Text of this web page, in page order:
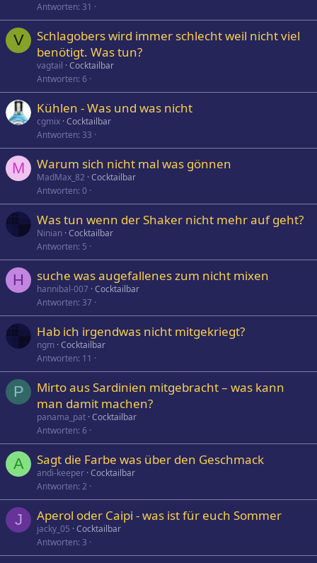
Antworten 31
V
Schlagobers wird immer schlecht weil nicht viel
benötigt. Was tun?
vagtail Cocktailbar
Antworten 6
Kühlen - Was und was nicht
cgmix Cocktailbar
Antworten 33
M Warum sich nicht mal was gönnen
MadMax_82 Cocktailbar
Antworten 0
Was tun wenn der Shaker nicht mehr auf geht?
Ninian Cocktailbar
Antworten 5
H suche was augefallenes zum nicht mixen
hannibal-007 Cocktailbar
Antworten 37
Hab ich irgendwas nicht mitgekriegt?
ngm Cocktailbar
Antworten 11
P
Mirto aus Sardinien mitgebracht – was kann
man damit machen?
panama_pat Cocktailbar
Antworten 6
A Sagt die Farbe was über den Geschmack
andi-keeper Cocktailbar
Antworten 2
J Aperol oder Caipi - was ist für euch Sommer
jacky_05 Cocktailbar
Antworten 3